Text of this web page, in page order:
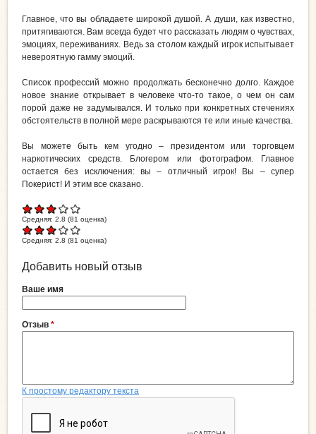
Главное, что вы обладаете широкой душой. А души, как известно,
притягиваются. Вам всегда будет что рассказать людям о чувствах,
эмоциях, переживаниях. Ведь за столом каждый игрок испытывает
невероятную гамму эмоций.
Список профессий можно продолжать бесконечно долго. Каждое
новое знание открывает в человеке что-то такое, о чем он сам
порой даже не задумывался. И только при конкретных стечениях
обстоятельств в полной мере раскрываются те или иные качества.
Вы можете быть кем угодно – президентом или торговцем
наркотических средств. Блогером или фотографом. Главное
остается без исключения: вы – отличный игрок! Вы – супер
Покерист! И этим все сказано.
Средняя: 2.8 (81 оценка)
Средняя: 2.8 (81 оценка)
Добавить новый отзыв
Ваше имя
Отзыв *
К простому редактору текста